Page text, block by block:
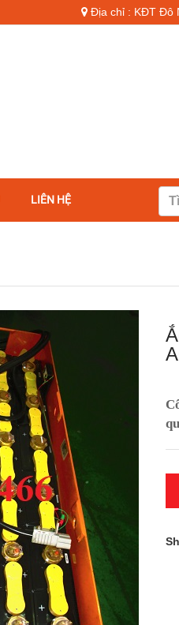
Địa chỉ : KĐT Đô
LIÊN HỆ